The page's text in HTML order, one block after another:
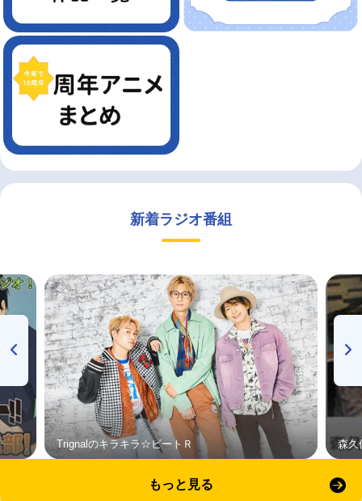
新着ラジオ番組
Trignalのキラキラ☆ビートＲ 森久
もっと見る